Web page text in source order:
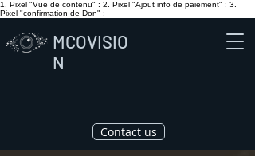
1. Pixel "Vue de contenu" : 2. Pixel "Ajout info de paiement" : 3.
Pixel "confirmation de Don" :
MCOVISIO
N
Contact us